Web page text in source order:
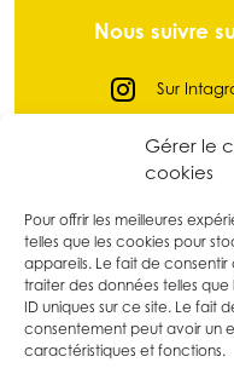
Gérer le
cookies
Pour offrir les meilleures
telles que les cookies pour
appareils. Le fait de
traiter des données telles
ID uniques sur ce site. Le fait
consentement peut avoir un
caractéristiques et fonctions.
Nous suivre
Sur
Sur
Sur
Sur